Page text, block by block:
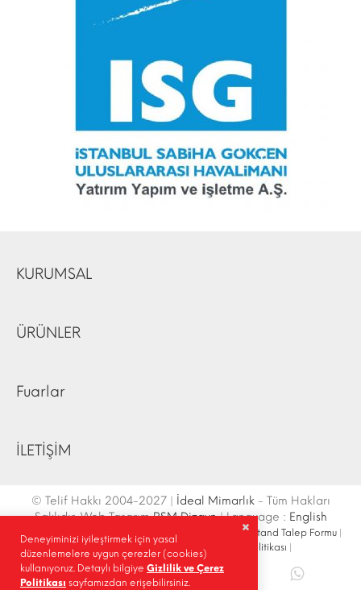
KURUMSAL
ÜRÜNLER
Fuarlar
İLETİŞİM
© Telif Hakkı 2004-2027 | İdeal Mimarlık- Tüm Hakları
Saklıdır. Web TasarımRSM Dizayn| Language : English
İletişim Bilgileri | Ulaşım Krokisi Site Haritası Fuar Stand Talep Formu|
Site İçi Arama
|Sosyal Medya Gizlilik Politikası
Paylaş |
Deneyiminizi iyileştirmek için yasal
düzenlemelere uygun çerezler (cookies)
kullanıyoruz. Detaylı bilgiye Gizlilik ve Çerez
Politikası sayfamızdan erişebilirsiniz.